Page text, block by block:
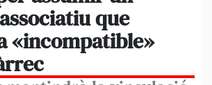
que
«incompatible»